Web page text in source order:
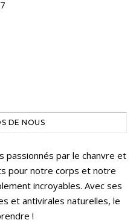
7
DE NOUS
passionnés par le chanvre et
pour notre corps et notre
incroyables. Avec ses
et antivirales naturelles, le
!